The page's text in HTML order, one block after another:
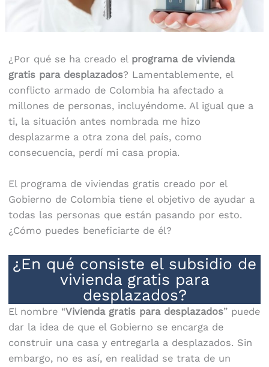
¿Por qué se ha creado el programa de vivienda
gratis para desplazados? Lamentablemente, el
conflicto armado de Colombia ha afectado a
millones de personas, incluyéndome. Al igual que a
ti, la situación antes nombrada me hizo
desplazarme a otra zona del país, como
consecuencia, perdí mi casa propia.
El programa de viviendas gratis creado por el
Gobierno de Colombia tiene el objetivo de ayudar a
todas las personas que están pasando por esto.
¿Cómo puedes beneficiarte de él?
¿En qué consiste el subsidio de
vivienda gratis para
desplazados?
El nombre “Vivienda gratis para desplazados” puede
dar la idea de que el Gobierno se encarga de
construir una casa y entregarla a desplazados. Sin
embargo, no es así, en realidad se trata de un